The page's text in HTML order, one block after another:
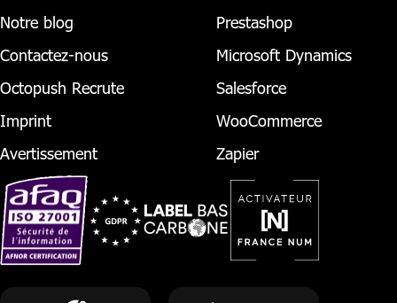
Notre blog
Contactez-nous
Octopush Recrute
Imprint
Avertissement
Prestashop
Microsoft Dynamics
Salesforce
WooCommerce
Zapier